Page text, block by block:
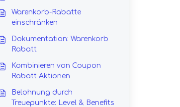
Warenkorb-Rabatte
einschränken
Dokumentation: Warenkorb
Rabatt
Kombinieren von Coupon
Rabatt Aktionen
Belohnung durch
Treuepunkte: Level & Benefits